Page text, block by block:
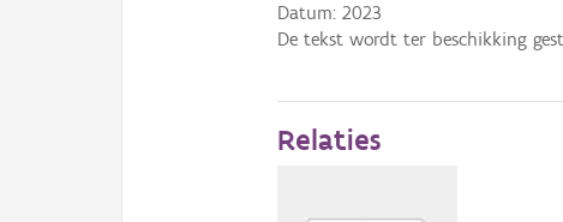
Datum:2023
De tekst wordt ter beschikking
Relaties